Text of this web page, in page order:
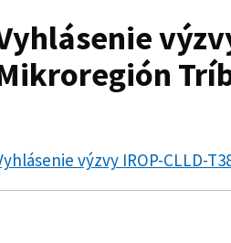
výzvy IROP-CLLD-